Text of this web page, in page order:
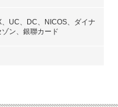
UC、DC、NICOS、ダイナ
ン、銀聯カード